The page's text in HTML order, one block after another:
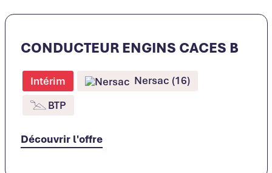
CONDUCTEUR ENGINS CACES B
Intérim
Nersac (16)
BTP
Découvrir l'offre